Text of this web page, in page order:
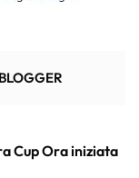
BLOGGER
Cup Ora iniziata